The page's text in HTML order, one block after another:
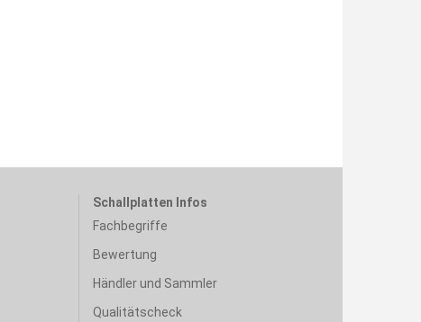
Schallplatten Infos
Fachbegriffe
Bewertung
Händler und Sammler
Qualitätscheck